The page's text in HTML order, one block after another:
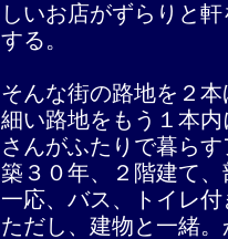
しいお店がずらりと
する。
そんな街の路地を２
細い路地をもう１本
さんがふたりで暮ら
築３０年、２階建て
一応、バス、トイレ付
ただし、建物と一緒